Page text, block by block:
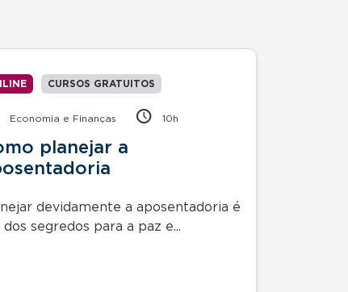
CURSOS GRATUITOS
Economia e Finanças 10h
planejar a
devidamente a aposentadoria é
dos segredos para a paz e...